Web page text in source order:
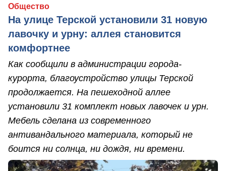
Общество
На улице Терской установили 31 новую
лавочку и урну: аллея становится
комфортнее
Как сообщили в администрации города-
курорта, благоустройство улицы Терской
продолжается. На пешеходной аллее
установили 31 комплект новых лавочек и урн.
Мебель сделана из современного
антивандального материала, который не
боится ни солнца, ни дождя, ни времени.